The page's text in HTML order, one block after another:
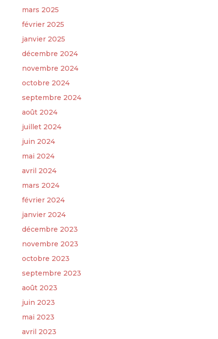
mars 2025
février 2025
janvier 2025
décembre 2024
novembre 2024
octobre 2024
septembre 2024
août 2024
juillet 2024
juin 2024
mai 2024
avril 2024
mars 2024
février 2024
janvier 2024
décembre 2023
novembre 2023
octobre 2023
septembre 2023
août 2023
juin 2023
mai 2023
avril 2023